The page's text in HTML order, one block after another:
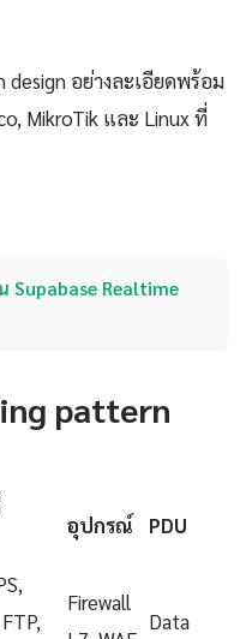
อย่างละเอียดพร้อม
MikroTik และ Linux ที่
Supabase Realtime
pattern
อุปกรณ์ PDU
Firewall
Data